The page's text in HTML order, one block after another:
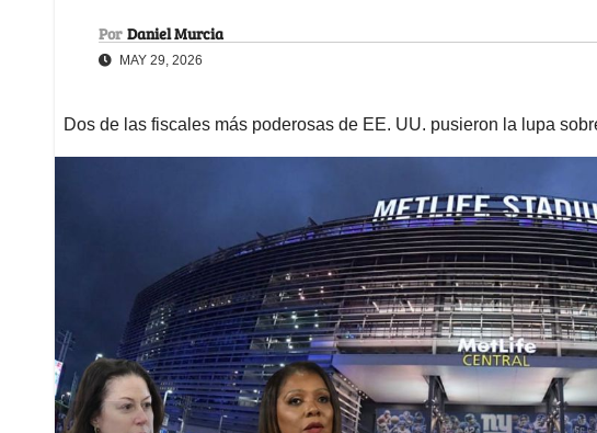
Por Daniel Murcia
MAY 29, 2026
Dos de las fiscales más poderosas de EE. UU. pusieron la lupa